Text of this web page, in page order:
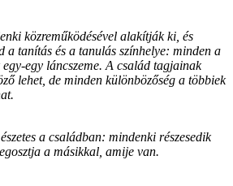
közreműködésével alakítják ki, és
a tanítás és a tanulás színhelye: minden a
egy-egy láncszeme. A család tagjainak
lehet, de minden különbözőség a többiek
a családban: mindenki részesedik
a másikkal, amije van.